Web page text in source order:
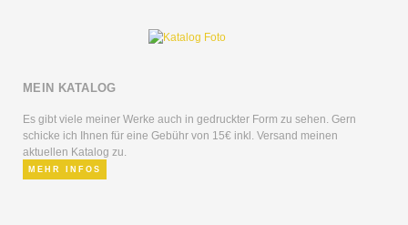
MEIN KATALOG
Es gibt viele meiner Werke auch in gedruckter Form zu sehen. Gern
schicke ich Ihnen für eine Gebühr von 15€ inkl. Versand meinen
aktuellen Katalog zu.
MEHR INFOS